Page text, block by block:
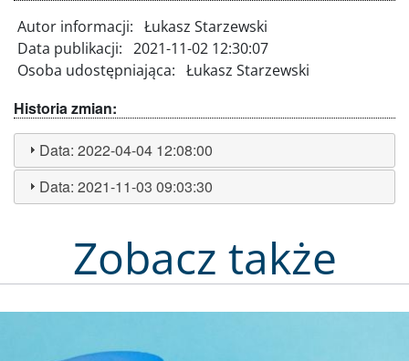
Autor informacji: Łukasz Starzewski
Data publikacji: 2021-11-02 12:30:07
Osoba udostępniająca: Łukasz Starzewski
Historia zmian:
Data:2022-04-04 12:08:00
Data:2021-11-03 09:03:30
Zobacz także